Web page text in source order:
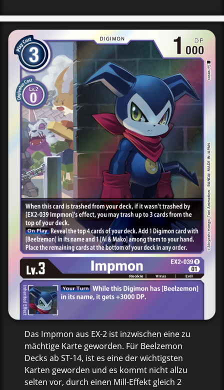
Das Impmon aus EX-2 ist inzwischen eine zu
mächtige Karte geworden. Für Beelzemon
Decks ab ST-14, ist es eine der wichtigsten
Karten geworden und es kommt nicht allzu
selten vor, durch einen Mill-Effekt gleich 2